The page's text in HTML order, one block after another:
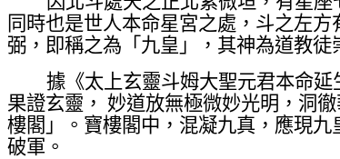
同時也是世人本命星宮之處，斗之左
弼，即稱之為「九皇」，其神為道教徒
據《太上玄靈斗姆大聖元君本命
果證玄靈， 妙道放無極微妙光明，洞
樓閣」。寶樓閣中，混凝九真，應現
破軍。